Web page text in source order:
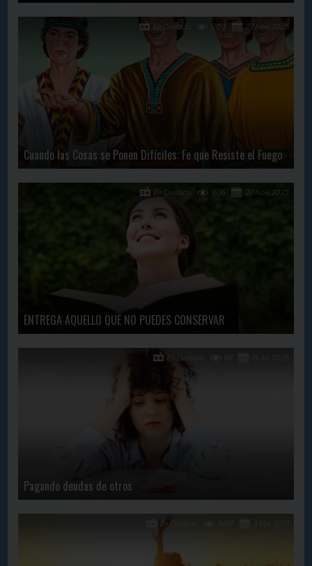
Cuando las Cosas se Ponen Difíciles: Fe que Resiste el Fuego
27 Nov, 2025
1700
En Contacto
ENTREGA AQUELLO QUE NO PUEDES CONSERVAR
20 Nov, 2023
1636
En Contacto
Pagando deudas de otros
En Contacto
En Contacto